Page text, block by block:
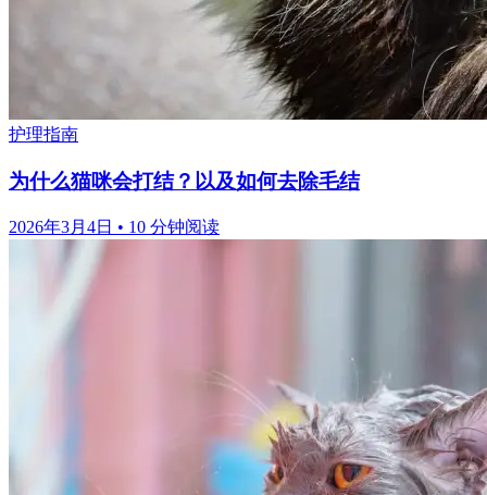
护理指南
为什么猫咪会打结？以及如何去除毛结
2026年3月4日 • 10 分钟阅读